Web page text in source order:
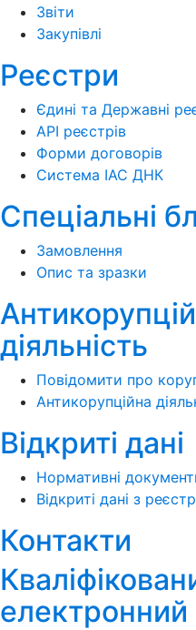
Звіти
Закупівлі
Реєстри
Єдині та Державні
API реєстрів
Форми договорів
Система ІАС ДНК
Спеціальні
Замовлення
Опис та зразки
діяльність
Повідомити про
Антикорупційна
Відкриті дані
Нормативні
Відкриті дані з
Контакти
електронний